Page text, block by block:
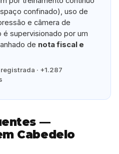
confinado), uso de
e câmera de
é supervisionado por um
de nota fiscal e
· +1.287
—
Cabedelo